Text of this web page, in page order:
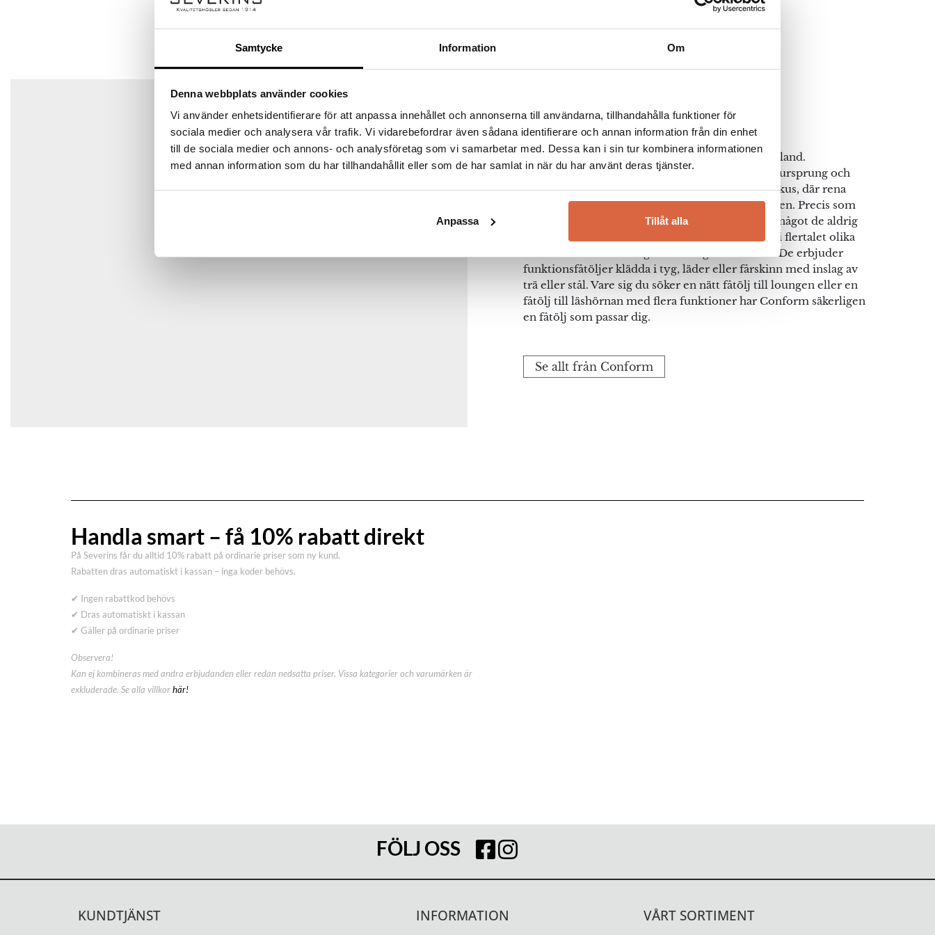
Samtycke Information Om
Denna webbplats använder cookies
Vi använder enhetsidentifierare för att anpassa innehållet och annonserna till användarna, tillhandahålla funktioner för
sociala medier och analysera vår trafik. Vi vidarebefordrar även sådana identifierare och annan information från din enhet
till de sociala medier och annons- och analysföretag som vi samarbetar med. Dessa kan i sin tur kombinera informationen
med annan information som du har tillhandahållit eller som de har samlat in när du har använt deras tjänster.
Anpassa Tillåt alla
Spara mitt namn, min e-postadress och webbplats i denna webbläsare till nästa gång jag skriver en kommentar.
Conform
För Conform så började allt i Holsbybrunn, Småland.
Varumärket säger sig vara väldigt stolta över sitt ursprung och
ställer alltid skandinavisk design och kvalitet i fokus, där rena
linjer och komfort är essentiellt för formgivningen. Precis som
varumärkets namn visar så är komfort och form något de aldrig
kompromissar med. Conform tillverkar fåtöljer i flertalet olika
varianter med ren design och oslagbar komfort. De erbjuder
funktionsfåtöljer klädda i tyg, läder eller fårskinn med inslag av
trä eller stål. Vare sig du söker en nätt fåtölj till loungen eller en
fåtölj till läshörnan med flera funktioner har Conform säkerligen
en fåtölj som passar dig.
Se allt från Conform
Handla smart – få 10% rabatt direkt
På Severins får du alltid 10% rabatt på ordinarie priser som ny kund.
Rabatten dras automatiskt i kassan – inga koder behövs.
✔ Ingen rabattkod behövs
✔ Dras automatiskt i kassan
✔ Gäller på ordinarie priser
Observera!
Kan ej kombineras med andra erbjudanden eller redan nedsatta priser. Vissa kategorier och varumärken är
exkluderade. Se alla villkorhär!
FÖLJ OSS
KUNDTJÄNST INFORMATION VÅRT SORTIMENT